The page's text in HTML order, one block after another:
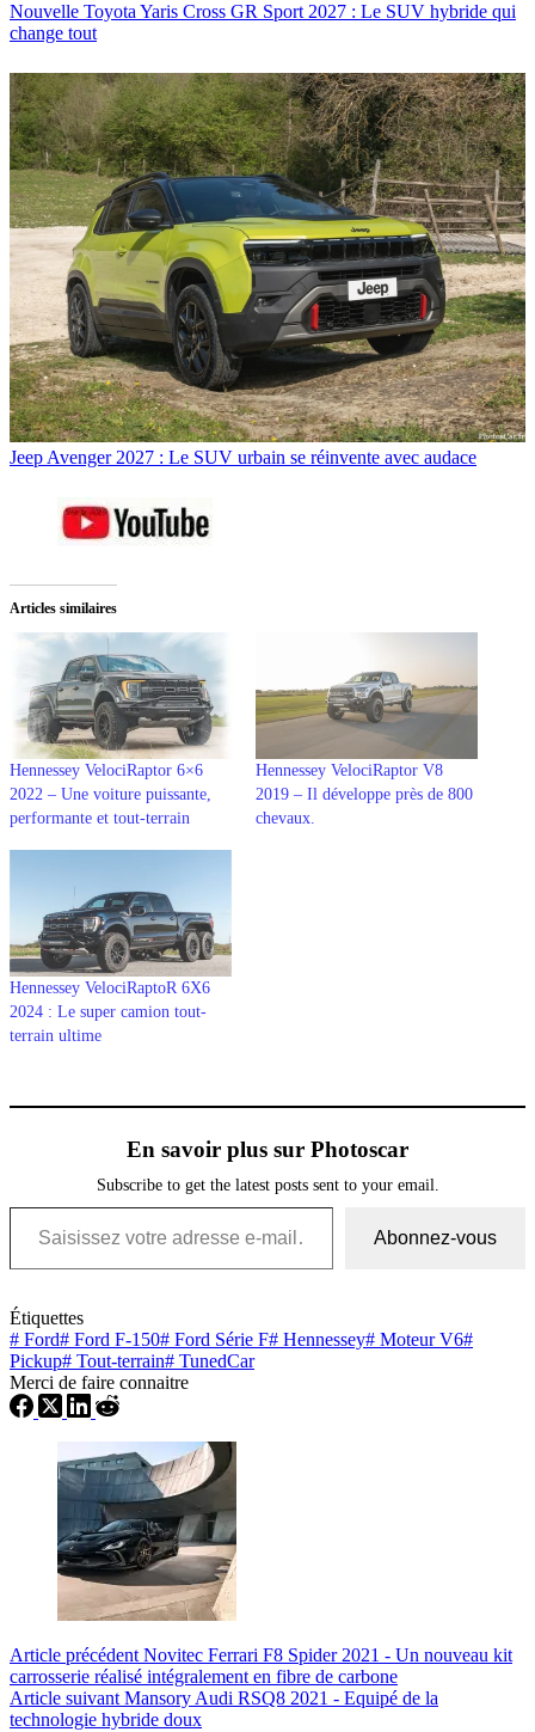
Nouvelle Toyota Yaris Cross GR Sport 2027 : Le SUV hybride qui
change tout
Jeep Avenger 2027 : Le SUV urbain se réinvente avec audace
Articles similaires
Hennessey VelociRaptor 6×6
2022 – Une voiture puissante,
performante et tout-terrain
Hennessey VelociRaptor V8
2019 – Il développe près de 800
chevaux.
Hennessey VelociRaptoR 6X6
2024 : Le super camion tout-
terrain ultime
En savoir plus sur Photoscar
Subscribe to get the latest posts sent to your email.
Saisissez votre adresse e-mail…
Abonnez-vous
Étiquettes
# Ford# Ford F-150# Ford Série F# Hennessey# Moteur V6#
Pickup# Tout-terrain# TunedCar
Merci de faire connaitre
Article précédent Novitec Ferrari F8 Spider 2021 - Un nouveau kit
carrosserie réalisé intégralement en fibre de carbone
Article suivant Mansory Audi RSQ8 2021 - Equipé de la
technologie hybride doux